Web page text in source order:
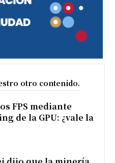
otro contenido.
FPS mediante
de la GPU: ¿vale la